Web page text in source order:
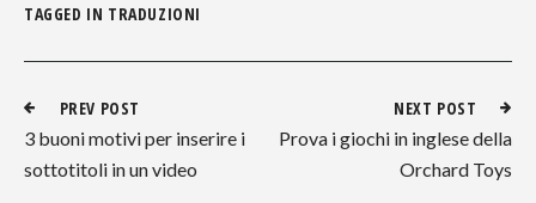
TAGGED IN TRADUZIONI
PREV POST
3 buoni motivi per inserire i
sottotitoli in un video
NEXT POST
Prova i giochi in inglese della
Orchard Toys